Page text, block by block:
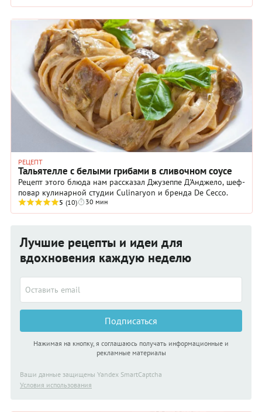
РЕЦЕПТ
Тальятелле с белыми грибами в сливочном соусе
Рецепт этого блюда нам рассказал Джузеппе Д'Анджело, шеф-
повар кулинарной студии Culinaryon и бренда De Cecco.
5 (10) 30 мин
Лучшие рецепты и идеи для
вдохновения каждую неделю
Подписаться
Нажимая на кнопку, я соглашаюсь получать информационные и
рекламные материалы
Ваши данные защищены Yandex SmartCaptcha
Условия использования